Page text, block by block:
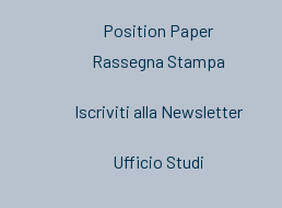
Position Paper
Rassegna Stampa
Iscriviti alla Newsletter
Ufficio Studi